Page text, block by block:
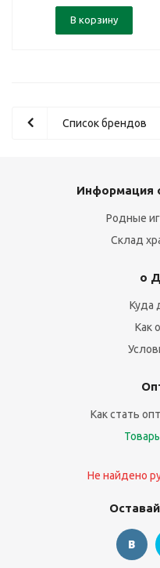
В корзину
Список брендов
Информация
Родные
Склад
о
Куда
Как
Как стать
Не найдено